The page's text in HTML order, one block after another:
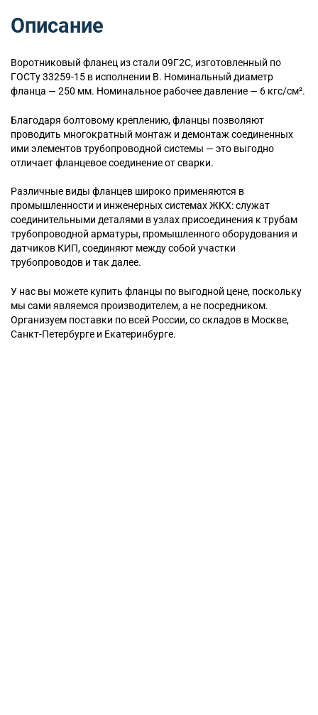
Описание
Воротниковый фланец из стали 09Г2С, изготовленный по
ГОСТу 33259-15 в исполнении B. Номинальный диаметр
фланца — 250 мм. Номинальное рабочее давление — 6 кгс/см².
Благодаря болтовому креплению, фланцы позволяют
проводить многократный монтаж и демонтаж соединенных
ими элементов трубопроводной системы — это выгодно
отличает фланцевое соединение от сварки.
Различные виды фланцев широко применяются в
промышленности и инженерных системах ЖКХ: служат
соединительными деталями в узлах присоединения к трубам
трубопроводной арматуры, промышленного оборудования и
датчиков КИП, соединяют между собой участки
трубопроводов и так далее.
У нас вы можете купить фланцы по выгодной цене, поскольку
мы сами являемся производителем, а не посредником.
Организуем поставки по всей России, со складов в Москве,
Санкт-Петербурге и Екатеринбурге.